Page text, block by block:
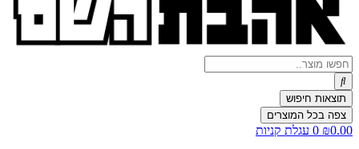
Search
...
תוצאות חיפוש
צפה בכל המוצרים
₪0.00
0 עגלת קניות